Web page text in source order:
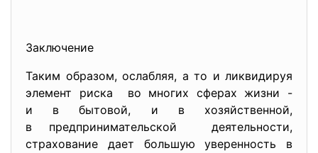
Заключение
Таким образом, ослабляя, а то и ликвидируя
элемент риска во многих сферах жизни -
и в бытовой, и в хозяйственной,
в предпринимательской деятельности,
страхование дает большую уверенность в